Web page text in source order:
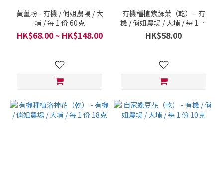
黃薑粉 - 有機 / 俏姐農場 / 大
埔 / 每 1 份 60克
HK$68.00 ~ HK$148.00
有機種植紫蘇葉（乾） - 有
機 / 俏姐農場 / 大埔 / 每 1 份
10克
HK$58.00